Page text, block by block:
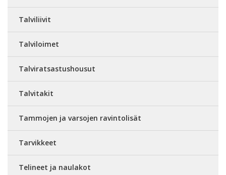
Talviliivit
Talviloimet
Talviratsastushousut
Talvitakit
Tammojen ja varsojen ravintolisät
Tarvikkeet
Telineet ja naulakot